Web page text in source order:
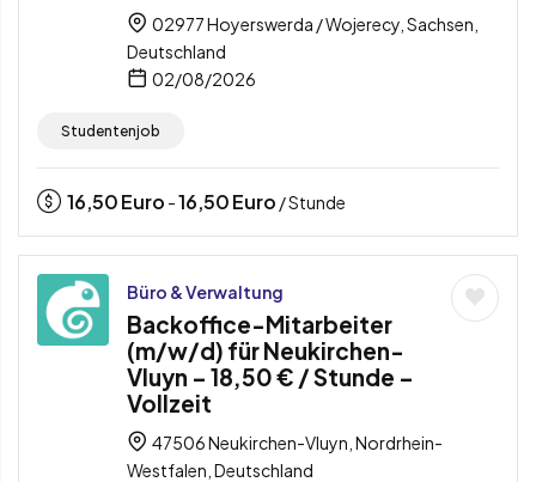
02977 Hoyerswerda / Wojerecy, Sachsen,
Deutschland
02/08/2026
Studentenjob
16,50Euro -16,50Euro / Stunde
Büro & Verwaltung
Backoffice-Mitarbeiter
(m/w/d) für Neukirchen-
Vluyn – 18,50 € / Stunde –
Vollzeit
47506 Neukirchen-Vluyn, Nordrhein-
Westfalen, Deutschland